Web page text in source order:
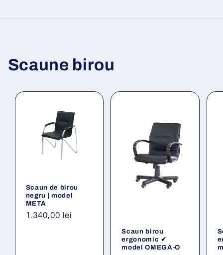
Scaune birou
Scaun de birou
negru | model
META
Preț
1.340,00 lei
Scaun birou
ergonomic ✔
model OMEGA-O